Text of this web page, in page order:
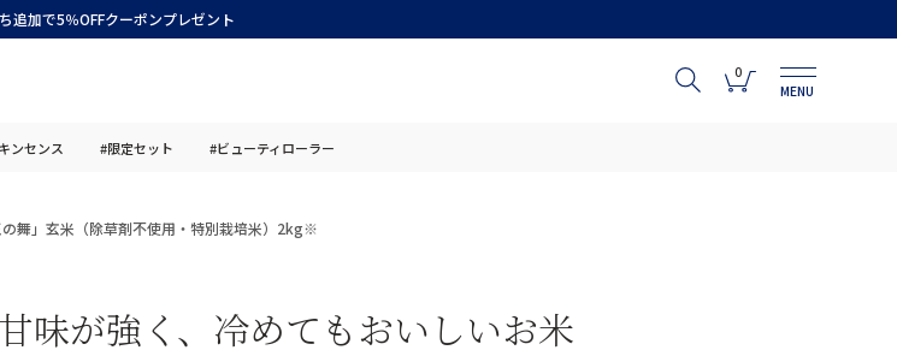
追加で5％OFFクーポンプレゼント
0
MENU
ンセンス #限定セット #ビューティローラー
舞」玄米（除草剤不使用・特別栽培米）2kg※
味が強く、冷めてもおいしいお米